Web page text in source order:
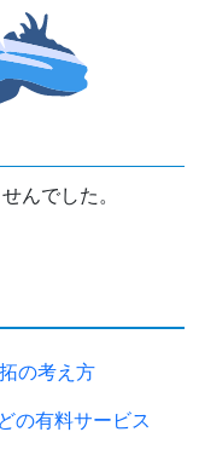
んでした。
の考え方
の有料サービス